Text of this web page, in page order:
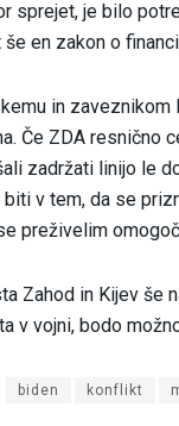
sprejet, je bilo
en zakon o
in
Če ZDA resnično
zadržati linijo le
v tem, da se
preživelim
Zahod in Kijev še
v vojni, bodo
biden konflikt